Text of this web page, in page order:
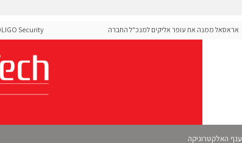
ממנה את עופר אליקים למנכ"ל החברה
האלקטרוניקה